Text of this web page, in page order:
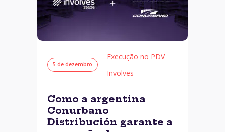
5 de dezembro
Execução no PDV
Involves
Como a argentina
Conurbano
Distribución garante a